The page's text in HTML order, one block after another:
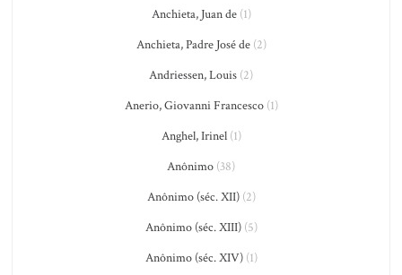
Anchieta, Juan de(1)
Anchieta, Padre José de(2)
Andriessen, Louis (2)
Anerio, Giovanni Francesco(1)
Anghel, Irinel(1)
Anônimo (38)
Anônimo (séc. XII)(2)
Anônimo (séc. XIII)(5)
Anônimo (séc. XIV)(1)